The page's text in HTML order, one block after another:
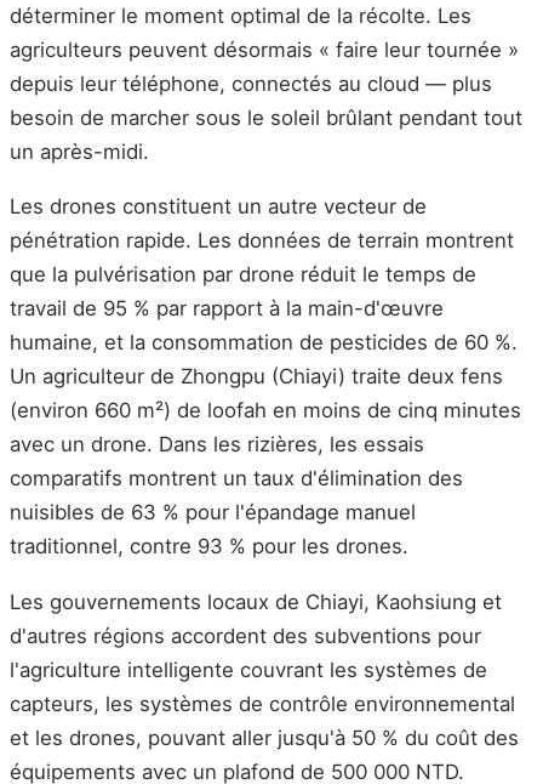
déterminer le moment optimal de la récolte. Les
agriculteurs peuvent désormais « faire leur tournée »
depuis leur téléphone, connectés au cloud — plus
besoin de marcher sous le soleil brûlant pendant tout
un après-midi.
Les drones constituent un autre vecteur de
pénétration rapide. Les données de terrain montrent
que la pulvérisation par drone réduit le temps de
travail de 95 % par rapport à la main-d'œuvre
humaine, et la consommation de pesticides de 60 %.
Un agriculteur de Zhongpu (Chiayi) traite deux fens
(environ 660 m²) de loofah en moins de cinq minutes
avec un drone. Dans les rizières, les essais
comparatifs montrent un taux d'élimination des
nuisibles de 63 % pour l'épandage manuel
traditionnel, contre 93 % pour les drones.
Les gouvernements locaux de Chiayi, Kaohsiung et
d'autres régions accordent des subventions pour
l'agriculture intelligente couvrant les systèmes de
capteurs, les systèmes de contrôle environnemental
et les drones, pouvant aller jusqu'à 50 % du coût des
équipements avec un plafond de 500 000 NTD.